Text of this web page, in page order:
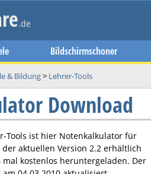
.de
Bildschirmschoner
& Bildung> Lehrer-Tools
Download
Tools ist hier Notenkalkulator für
aktuellen Version 2.2 erhältlich
kostenlos heruntergeladen. Der